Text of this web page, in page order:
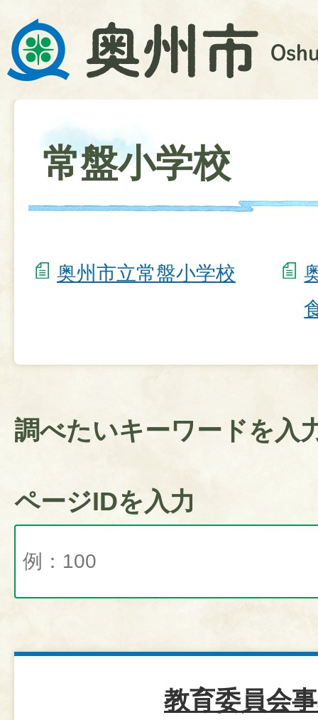
常盤小学校
奥州市立常盤小学校
調べたいキーワードを入
ページIDを入力
教育委員会